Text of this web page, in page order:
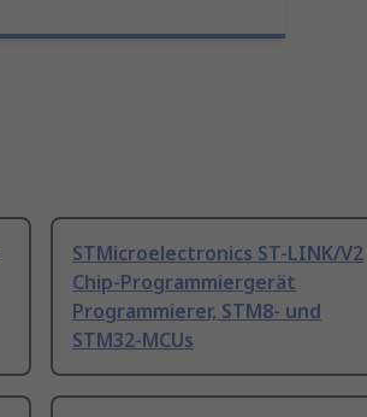
STMicroelectronics ST-LINK/V2
Chip-Programmiergerät
Programmierer, STM8- und
STM32-MCUs